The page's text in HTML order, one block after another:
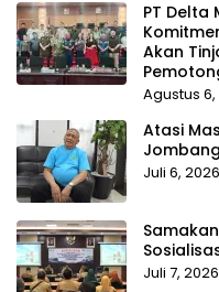
PT Delta
Akan
Agustus
Atasi
Juli 6, 2026
Juli 7, 2026